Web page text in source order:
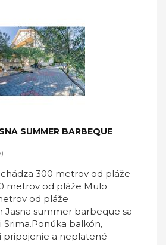
SUMMER BARBEQUE
300 metrov od pláže
metrov od pláže Mulo
od pláže
Jasna summer barbeque sa
Srima.Ponúka balkón,
pripojenie a neplatené